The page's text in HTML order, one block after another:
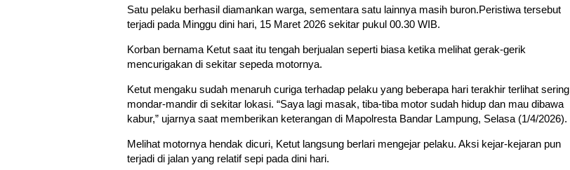
Satu pelaku berhasil diamankan warga, sementara satu lainnya masih buron.Peristiwa tersebut
terjadi pada Minggu dini hari, 15 Maret 2026 sekitar pukul 00.30 WIB.
Korban bernama Ketut saat itu tengah berjualan seperti biasa ketika melihat gerak-gerik
mencurigakan di sekitar sepeda motornya.
Ketut mengaku sudah menaruh curiga terhadap pelaku yang beberapa hari terakhir terlihat sering
mondar-mandir di sekitar lokasi. “Saya lagi masak, tiba-tiba motor sudah hidup dan mau dibawa
kabur,” ujarnya saat memberikan keterangan di Mapolresta Bandar Lampung, Selasa (1/4/2026).
Melihat motornya hendak dicuri, Ketut langsung berlari mengejar pelaku. Aksi kejar-kejaran pun
terjadi di jalan yang relatif sepi pada dini hari.